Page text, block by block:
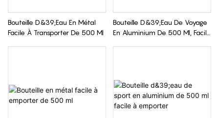
Bouteille D&39;eau En Métal
Facile À Transporter De 500 Ml
Bouteille D&39;eau De Voyage
En Aluminium De 500 Ml, Facile